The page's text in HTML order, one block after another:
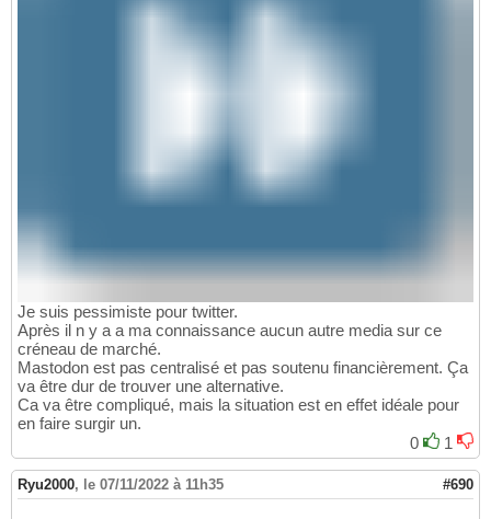
Je suis pessimiste pour twitter.
Après il n y a a ma connaissance aucun autre media sur ce
créneau de marché.
Mastodon est pas centralisé et pas soutenu financièrement. Ça
va être dur de trouver une alternative.
Ca va être compliqué, mais la situation est en effet idéale pour
en faire surgir un.
0
1
Ryu2000, le 07/11/2022 à 11h35 #690